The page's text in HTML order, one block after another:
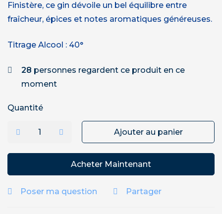
Finistère, ce gin dévoile un bel équilibre entre
fraîcheur, épices et notes aromatiques généreuses.
Titrage Alcool : 40°
28 personnes regardent ce produit en ce
moment
Quantité
Ajouter au panier
Acheter Maintenant
Poser ma question Partager